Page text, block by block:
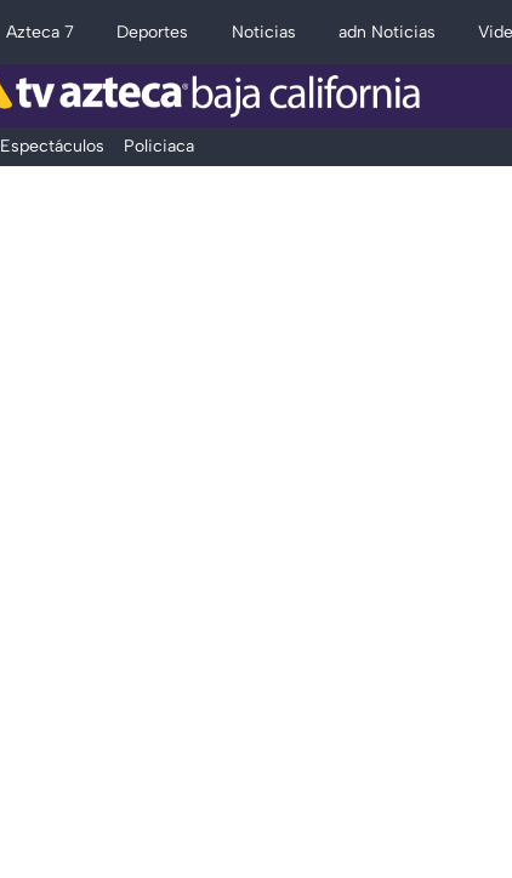
Azteca 7 Deportes Noticias adn Noticias
Espectáculos Policiaca